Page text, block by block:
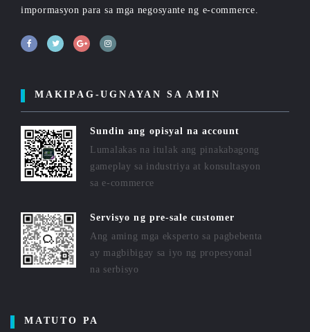
impormasyon para sa mga negosyante ng e-commerce.
MAKIPAG-UGNAYAN SA AMIN
Sundin ang opisyal na account
Lumalakas na itulak ang pinakabagong
gameplay sa industriya at konsultasyon
sa e-commerce
Servisyo ng pre-sale customer
Ang aming mga eksperto sa pagbebenta
ay magbibigay sa iyo ng propesyonal
na serbisyo
MATUTO PA